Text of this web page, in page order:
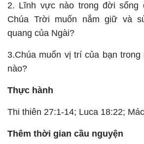
2. Lĩnh vực nào trong đời sống
Chúa Trời muốn nắm giữ và
quang của Ngài?
3.Chúa muốn vị trí của bạn
nào?
Thực hành
Thi thiên 27:1-14; Luca 18:22;
Thêm thời gian cầu nguyện